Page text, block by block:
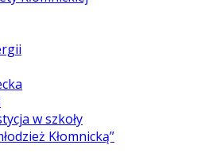
w szkoły
Kłomnicką”